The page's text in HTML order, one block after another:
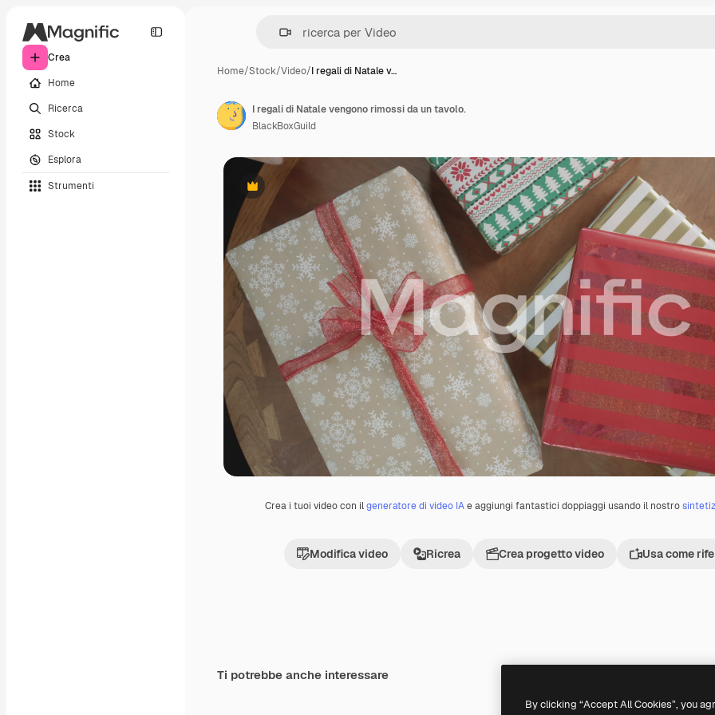
Crea
Home
Ricerca
Stock
Esplora
Strumenti
Home/Stock/Video/I regali di Natale v…
Premium
Crea i tuoi video con ilgeneratore di video IAe aggiungi fantastici doppiaggi usando il nostro
Modifica video Ricrea Crea progetto video Usa come
I regali di Natale vengono rimossi da un tavolo.
BlackBoxGuild
Ti potrebbe anche interessare
By clicking “Accept All Cookies”, you